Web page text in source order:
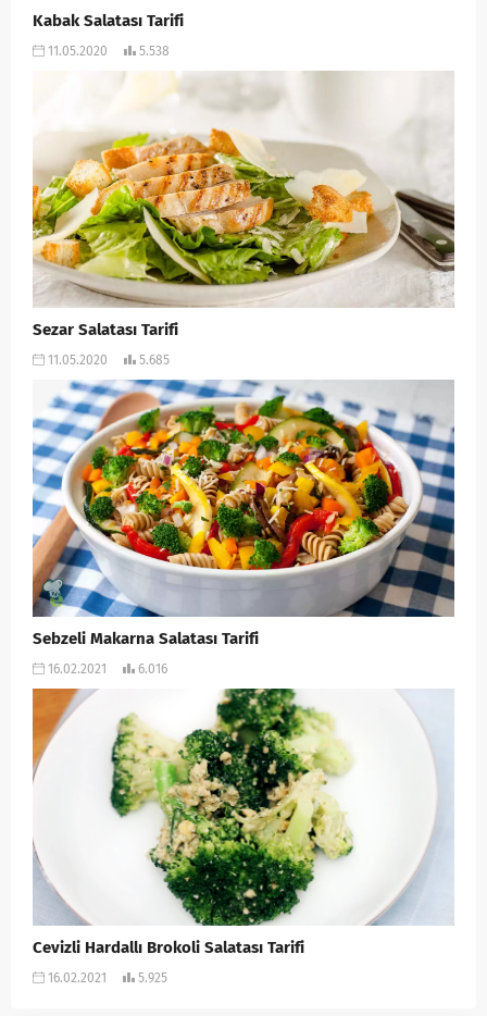
Kabak Salatası Tarifi
11.05.2020 5.538
Sezar Salatası Tarifi
11.05.2020 5.685
Sebzeli Makarna Salatası Tarifi
16.02.2021 6.016
Cevizli Hardallı Brokoli Salatası Tarifi
16.02.2021 5.925